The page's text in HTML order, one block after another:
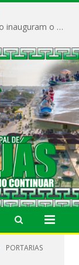
Prefeito Vivaldo Mendes e vice-prefeito Quito inauguram o CAPS e fortalecem a saúde pública em Anajás.
PORTARIAS